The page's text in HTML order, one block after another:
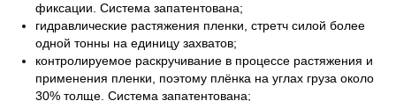
фиксации. Система запатентована;
гидравлические растяжения пленки, стретч силой более
одной тонны на единицу захватов;
контролируемое раскручивание в процессе растяжения и
применения пленки, поэтому плёнка на углах груза около
30% толще. Система запатентована;